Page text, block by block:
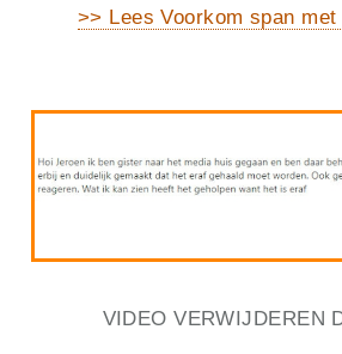
>> Lees Voorkom span
VIDEO VERWIJDEREN